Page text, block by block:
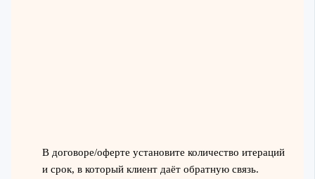
В договоре/оферте установите количество итераций
и срок, в который клиент даёт обратную связь.